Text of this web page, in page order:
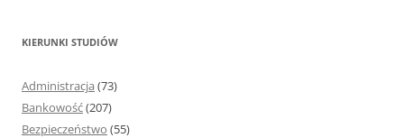
KIERUNKI STUDIÓW
Administracja (73)
Bankowość(207)
Bezpieczeństwo (55)